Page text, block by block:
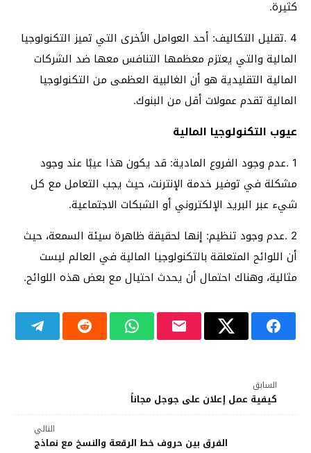
كثيرة.
4 .تقليل التكاليف: أحد العوامل الأخرى التي تميز التكنولوجيا
المالية والتي يعتزم معظمها التنافس معها ضد الشركات
المالية التقليدية هو أن الغالبية العظمى من التكنولوجيا
المالية تقدم عمولات أقل من البنوك.
عيوب التكنولوجيا المالية
1 .عدم وجود الفروع المادية: قد يكون هذا عيبًا عند وجود
مشكلة في توفير خدمة الإنترنت، حيث يجب التعامل مع كل
شيء عبر البريد الإلكتروني أو الشبكات الاجتماعية.
2 .عدم وجود تنظيم: إنها لحقيقة ظاهرة سيئة السمعة، حيث
أن اللوائح المتعلقة بالتكنولوجيا المالية في العالم ليست
مثالية، وهناك احتمال أن يحدث احتيال مع بعض هذه اللوائح.
السابق
كيفية عمل إعلان على جوجل مجاناً
التالي
الفرق بين حروف خط الرقعة والنسخ مع نماذج